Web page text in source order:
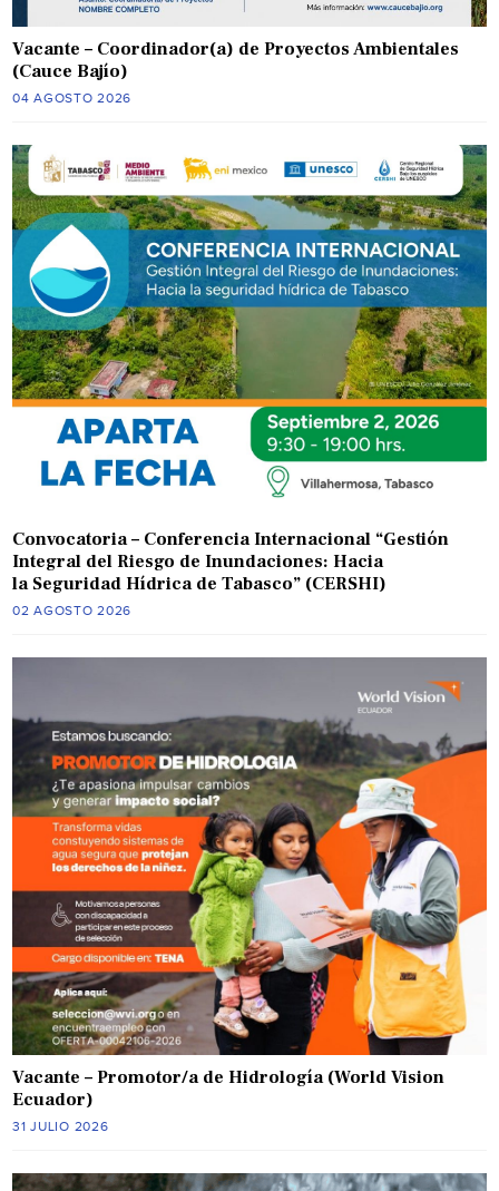
Vacante – Coordinador(a) de Proyectos Ambientales
(Cauce Bajío)
04 AGOSTO 2026
Convocatoria – Conferencia Internacional “Gestión
Integral del Riesgo de Inundaciones: Hacia
la Seguridad Hídrica de Tabasco” (CERSHI)
02 AGOSTO 2026
Vacante – Promotor/a de Hidrología (World Vision
Ecuador)
31 JULIO 2026